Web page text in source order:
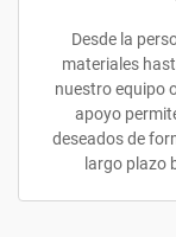
Desde la
materiales
nuestro equipo
apoyo
deseados de
largo plazo